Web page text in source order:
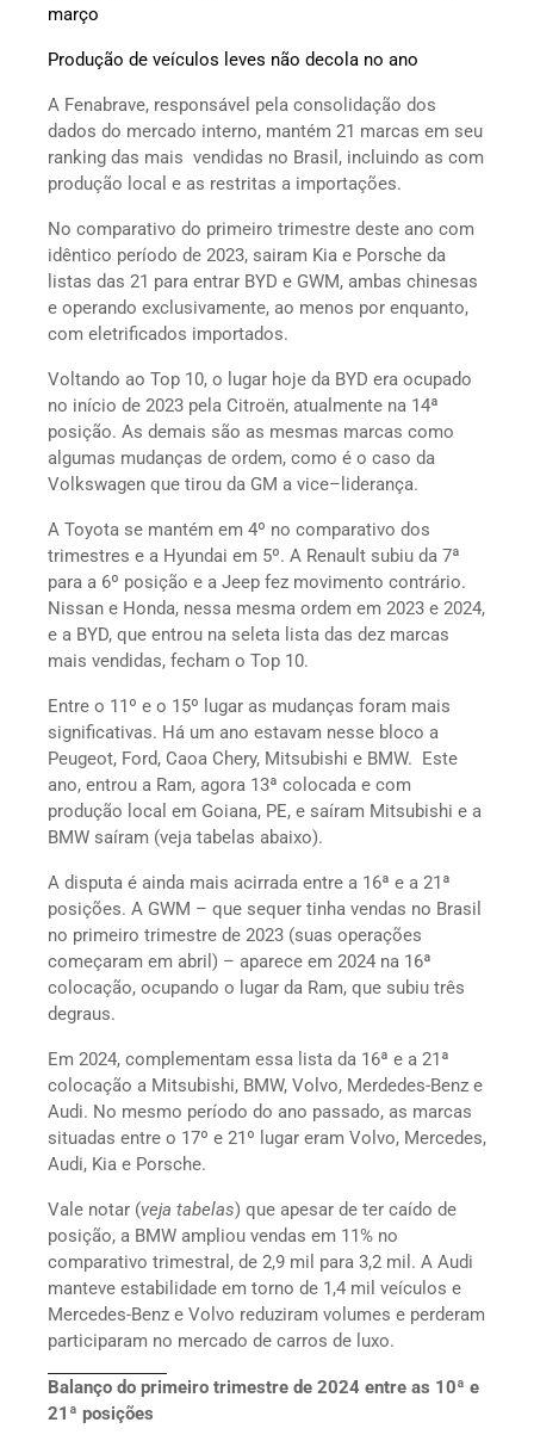
março
Produção de veículos leves não decola no ano
A Fenabrave, responsável pela consolidação dos
dados do mercado interno, mantém 21 marcas em seu
ranking das mais vendidas no Brasil, incluindo as com
produção local e as restritas a importações.
No comparativo do primeiro trimestre deste ano com
idêntico período de 2023, sairam Kia e Porsche da
listas das 21 para entrar BYD e GWM, ambas chinesas
e operando exclusivamente, ao menos por enquanto,
com eletrificados importados.
Voltando ao Top 10, o lugar hoje da BYD era ocupado
no início de 2023 pela Citroën, atualmente na 14ª
posição. As demais são as mesmas marcas como
algumas mudanças de ordem, como é o caso da
Volkswagen que tirou da GM a vice–liderança.
A Toyota se mantém em 4º no comparativo dos
trimestres e a Hyundai em 5º. A Renault subiu da 7ª
para a 6º posição e a Jeep fez movimento contrário.
Nissan e Honda, nessa mesma ordem em 2023 e 2024,
e a BYD, que entrou na seleta lista das dez marcas
mais vendidas, fecham o Top 10.
Entre o 11º e o 15º lugar as mudanças foram mais
significativas. Há um ano estavam nesse bloco a
Peugeot, Ford, Caoa Chery, Mitsubishi e BMW. Este
ano, entrou a Ram, agora 13ª colocada e com
produção local em Goiana, PE, e saíram Mitsubishi e a
BMW saíram (veja tabelas abaixo).
A disputa é ainda mais acirrada entre a 16ª e a 21ª
posições. A GWM – que sequer tinha vendas no Brasil
no primeiro trimestre de 2023 (suas operações
começaram em abril) – aparece em 2024 na 16ª
colocação, ocupando o lugar da Ram, que subiu três
degraus.
Em 2024, complementam essa lista da 16ª e a 21ª
colocação a Mitsubishi, BMW, Volvo, Merdedes-Benz e
Audi. No mesmo período do ano passado, as marcas
situadas entre o 17º e 21º lugar eram Volvo, Mercedes,
Audi, Kia e Porsche.
Vale notar (veja tabelas) que apesar de ter caído de
posição, a BMW ampliou vendas em 11% no
comparativo trimestral, de 2,9 mil para 3,2 mil. A Audi
manteve estabilidade em torno de 1,4 mil veículos e
Mercedes-Benz e Volvo reduziram volumes e perderam
participaram no mercado de carros de luxo.
Balanço do primeiro trimestre de 2024 entre as 10ª e
21ª posições